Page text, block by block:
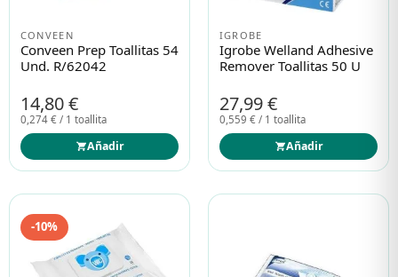
Protección solar
Higiene
Óptica
Salud
Protección solar
Higiene
Óptica
Salud
CONVEEN
Conveen Prep Toallitas 54
Und. R/62042
14,80 €
0,274 € / 1 toallita
Añadir
IGROBE
Igrobe Welland Adhesive
Remover Toallitas 50 U
27,99 €
0,559 € / 1 toallita
Añadir
-10%